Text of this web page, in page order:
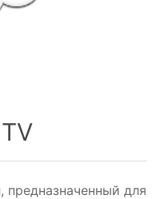
предназначенный для